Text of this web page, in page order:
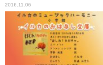
日放送【5ヶ月間限定公開】
2016.11.06